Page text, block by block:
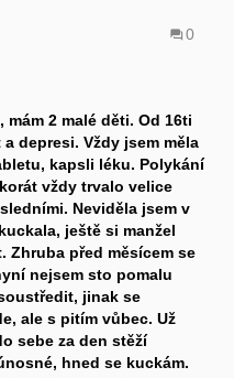
0
mám 2 malé děti. Od 16ti
depresi. Vždy jsem měla
kapsli léku. Polykání
vždy trvalo velice
Neviděla jsem v
ještě si manžel
Zhruba před měsícem se
nejsem sto pomalu
jinak se
ale s pitím vůbec. Už
sebe za den stěží
hned se kuckám.